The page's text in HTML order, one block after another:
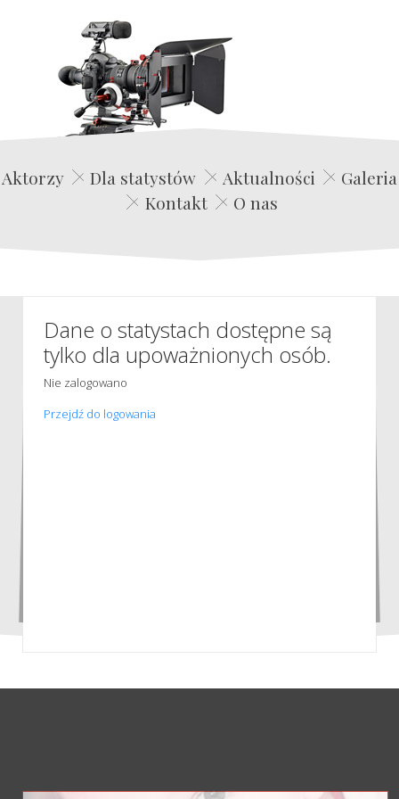
Edwin Film Agencja Aktorska
Aktorzy Dla statystów Aktualności
Galeria
Kontakt
O nas
Dane o statystach dostępne są
tylko dla upoważnionych osób.
Nie zalogowano
Przejdź do logowania